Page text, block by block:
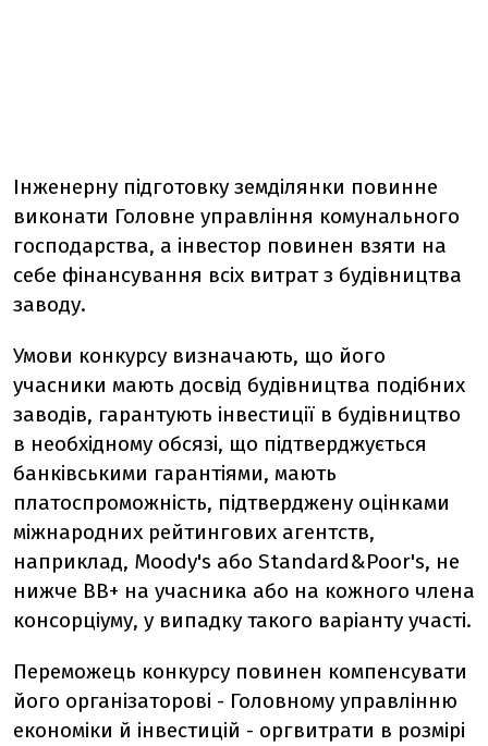
Інженерну підготовку земділянки повинне
виконати Головне управління комунального
господарства, а інвестор повинен взяти на
себе фінансування всіх витрат з будівництва
заводу.
Умови конкурсу визначають, що його
учасники мають досвід будівництва подібних
заводів, гарантують інвестиції в будівництво
в необхідному обсязі, що підтверджується
банківськими гарантіями, мають
платоспроможність, підтверджену оцінками
міжнародних рейтингових агентств,
наприклад, Moody's або Standard&Poor's, не
нижче ВВ+ на учасника або на кожного члена
консорціуму, у випадку такого варіанту участі.
Переможець конкурсу повинен компенсувати
його організаторові - Головному управлінню
економіки й інвестицій - оргвитрати в розмірі